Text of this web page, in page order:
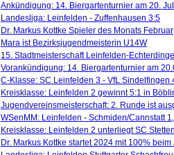
Ankündigung: 14. Biergartenturnier am 20.
Landesliga: Leinfelden - Zuffenhausen 3:5
Dr. Markus Kottke Spieler des Monats Februar
Mara ist Bezirksjugendmeisterin U14W
15. Stadtmeisterschaft Leinfelden-
Vorankündigung: 14. Biergartenturnier am
C-Klasse: SC Leinfelden 3 - VfL Sindelfingen
Kreisklasse: Leinfelden 2 gewinnt 5:1 in
Jugendvereinsmeisterschaft: 2. Runde ist
WSenMM: Leinfelden - Schmiden/Cannstatt
Kreisklasse: Leinfelden 2 unterliegt SC
Dr. Markus Kottke startet 2024 mit 100%